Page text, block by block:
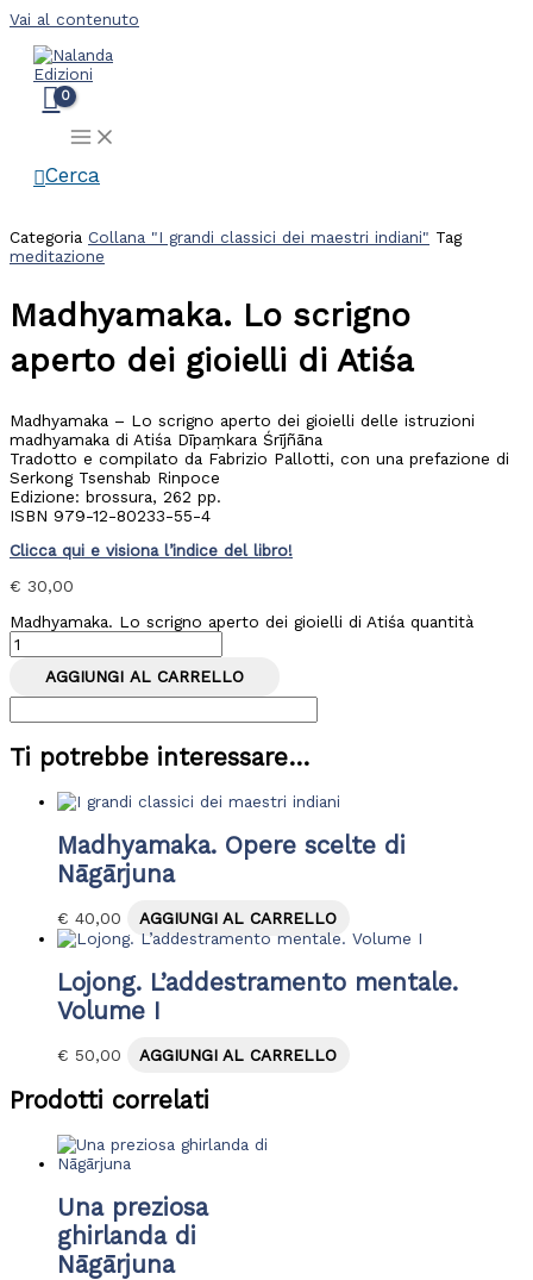
Vai al contenuto
Cerca
Categoria Collana "I grandi classici dei maestri indiani" Tag
meditazione
Madhyamaka. Lo scrigno
aperto dei gioielli di Atiśa
Madhyamaka – Lo scrigno aperto dei gioielli delle istruzioni
madhyamaka di Atiśa Dīpaṃkara Śrījñāna
Tradotto e compilato da Fabrizio Pallotti, con una prefazione di
Serkong Tsenshab Rinpoce
Edizione: brossura, 262 pp.
ISBN 979-12-80233-55-4
Clicca qui e visiona l’indice del libro!
€ 30,00
Madhyamaka. Lo scrigno aperto dei gioielli di Atiśa quantità
AGGIUNGI AL CARRELLO
Ti potrebbe interessare…
Madhyamaka. Opere scelte di
Nāgārjuna
€ 40,00 AGGIUNGI AL CARRELLO
Lojong. L’addestramento mentale.
Volume I
€ 50,00 AGGIUNGI AL CARRELLO
Prodotti correlati
Una preziosa
ghirlanda di
Nāgārjuna